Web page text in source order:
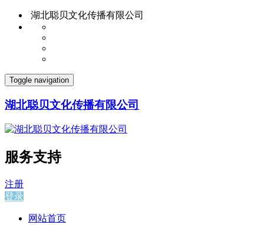
湖北聪贝文化传播有限公司
Toggle navigation
湖北聪贝文化传播有限公司
服务支持
注册
登录
网站首页